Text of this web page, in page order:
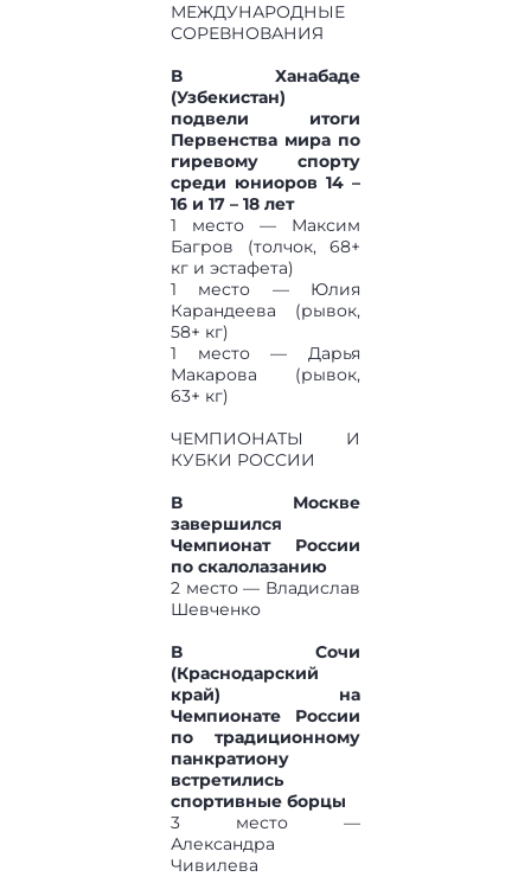
МЕЖДУНАРОДНЫЕ
СОРЕВНОВАНИЯ
В Ханабаде
(Узбекистан)
подвели итоги
Первенства мира по
гиревому спорту
среди юниоров 14 –
16 и 17 – 18 лет
1 место — Максим
Багров (толчок, 68+
кг и эстафета)
1 место — Юлия
Карандеева (рывок,
58+ кг)
1 место — Дарья
Макарова (рывок,
63+ кг)
ЧЕМПИОНАТЫ И
КУБКИ РОССИИ
В Москве
завершился
Чемпионат России
по скалолазанию
2 место — Владислав
Шевченко
В Сочи
(Краснодарский
край) на
Чемпионате России
по традиционному
панкратиону
встретились
спортивные борцы
3 место —
Александра
Чивилева